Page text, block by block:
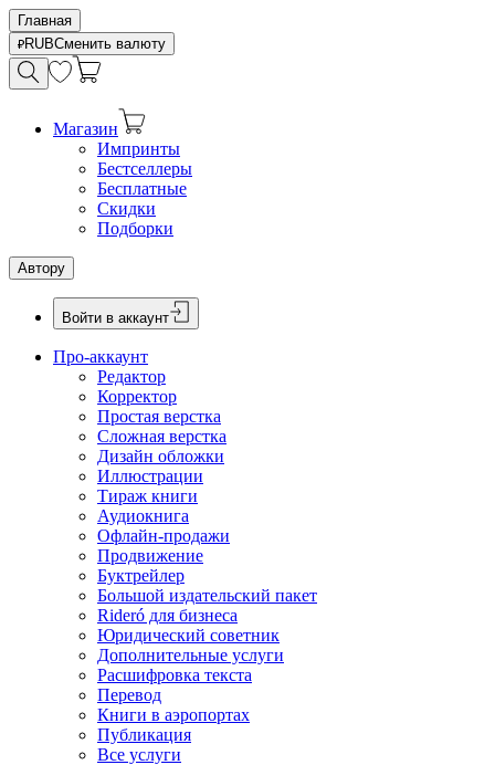
Главная
RUBСменить валюту
Магазин
Импринты
Бестселлеры
Бесплатные
Скидки
Подборки
Автору
Войти в аккаунт
Про-аккаунт
Редактор
Корректор
Простая верстка
Сложная верстка
Дизайн обложки
Иллюстрации
Тираж книги
Аудиокнига
Офлайн-продажи
Продвижение
Буктрейлер
Большой издательский пакет
Rideró для бизнеса
Юридический советник
Дополнительные услуги
Расшифровка текста
Перевод
Книги в аэропортах
Публикация
Все услуги